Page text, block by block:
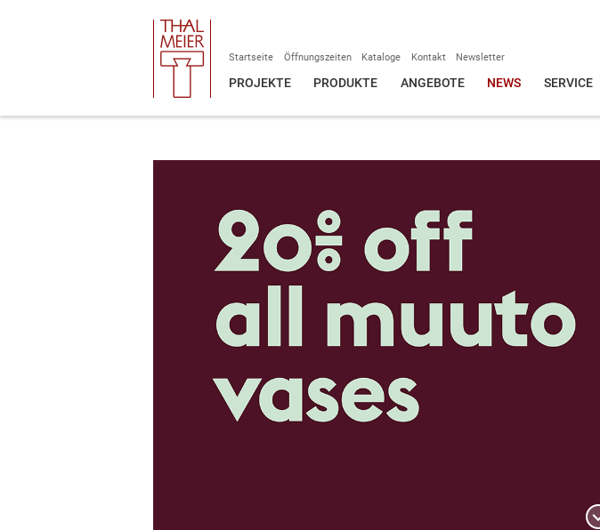
Startseite Öffnungszeiten Kataloge Kontakt Newsletter
PROJEKTE PRODUKTE ANGEBOTE NEWS SERVICE